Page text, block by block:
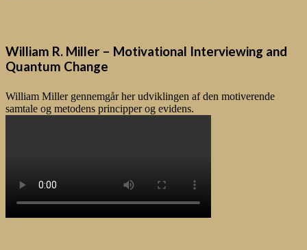
William R. Miller – Motivational Interviewing and
Quantum Change
William Miller gennemgår her udviklingen af den motiverende
samtale og metodens principper og evidens.